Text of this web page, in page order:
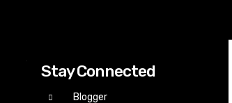
Stay Connected
Blogger